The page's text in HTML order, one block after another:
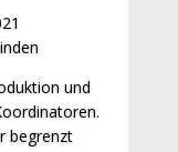
und
begrenzt